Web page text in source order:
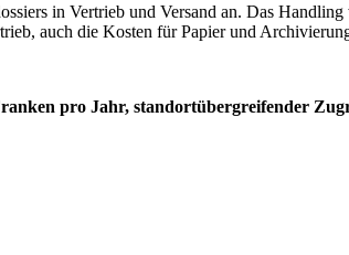
in Vertrieb und Versand an. Das
auch die Kosten für Papier und
pro Jahr, standortübergreifender